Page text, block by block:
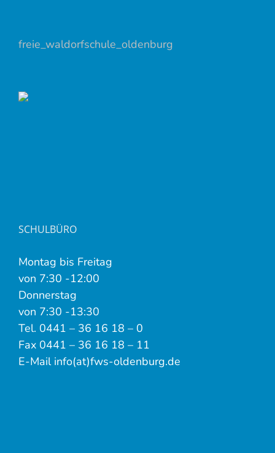
freie_waldorfschule_oldenburg
SCHULBÜRO
Montag bis Freitag
von 7:30 -12:00
Donnerstag
von 7:30 -13:30
Tel. 0441 – 36 16 18 – 0
Fax 0441 – 36 16 18 – 11
E-Mail info(at)fws-oldenburg.de